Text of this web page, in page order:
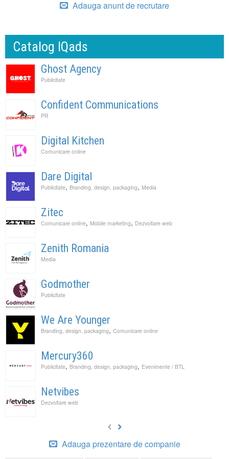
Adauga anunt de recrutare
Catalog IQads
Ghost Agency
Publicitate
Confident Communications
PR
Digital Kitchen
Comunicare online
Dare Digital
Publicitate, Branding, design, packaging, Media
Zitec
Comunicare online, Mobile marketing, Dezvoltare web
Zenith Romania
Media
Godmother
Publicitate
We Are Younger
Branding, design, packaging, Comunicare online
Mercury360
Publicitate, Branding, design, packaging, Evenimente / BTL
Netvibes
Dezvoltare web
Adauga prezentare de companie